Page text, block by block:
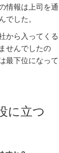
情報は上司を通
でした。
から入ってくる
せんでしたの
最下位になって
に立つ